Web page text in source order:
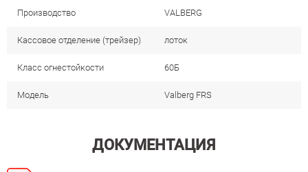
Производство VALBERG
Кассовое отделение (трейзер) лоток
Класс огнестойкости 60Б
Модель Valberg FRS
ДОКУМЕНТАЦИЯ